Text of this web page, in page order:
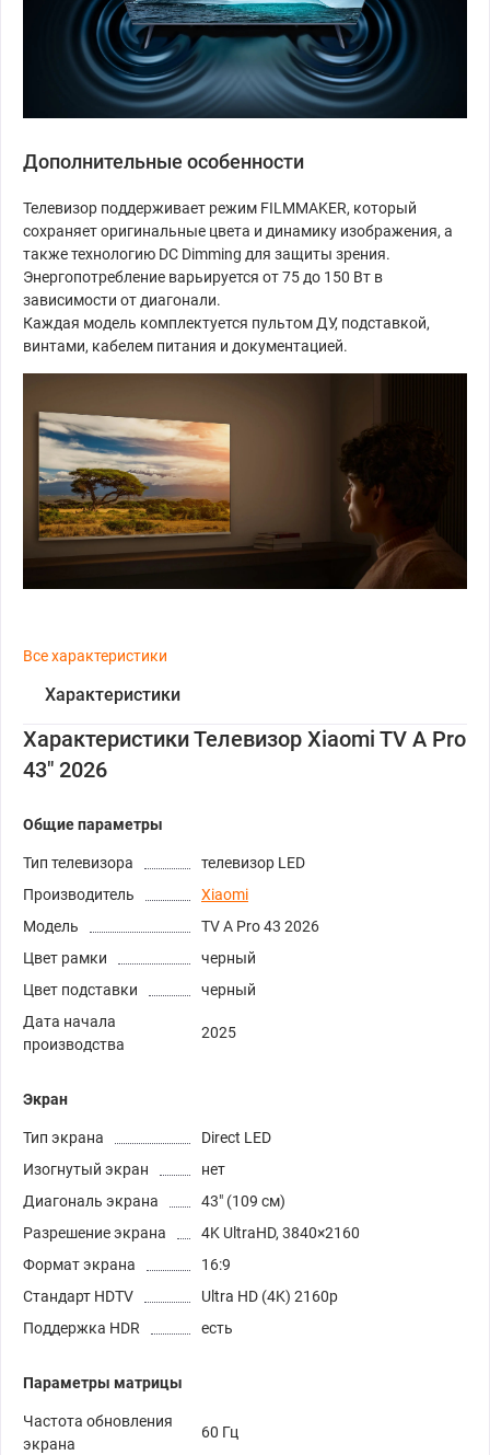
Дополнительные особенности
Телевизор поддерживает режим FILMMAKER, который
сохраняет оригинальные цвета и динамику изображения, а
также технологию DC Dimming для защиты зрения.
Энергопотребление варьируется от 75 до 150 Вт в
зависимости от диагонали.
Каждая модель комплектуется пультом ДУ, подставкой,
винтами, кабелем питания и документацией.
Все характеристики
Характеристики
Характеристики Телевизор Xiaomi TV A Pro
43" 2026
Общие параметры
Тип телевизора
телевизор LED
Производитель
Xiaomi
Модель
TV A Pro 43 2026
Цвет рамки
черный
Цвет подставки
черный
Дата начала
производства
2025
Экран
Тип экрана
Direct LED
Изогнутый экран
нет
Диагональ экрана
43" (109 см)
Разрешение экрана
4K UltraHD, 3840×2160
Формат экрана
16:9
Стандарт HDTV
Ultra HD (4K) 2160p
Поддержка HDR
есть
Параметры матрицы
Частота обновления
экрана
60 Гц